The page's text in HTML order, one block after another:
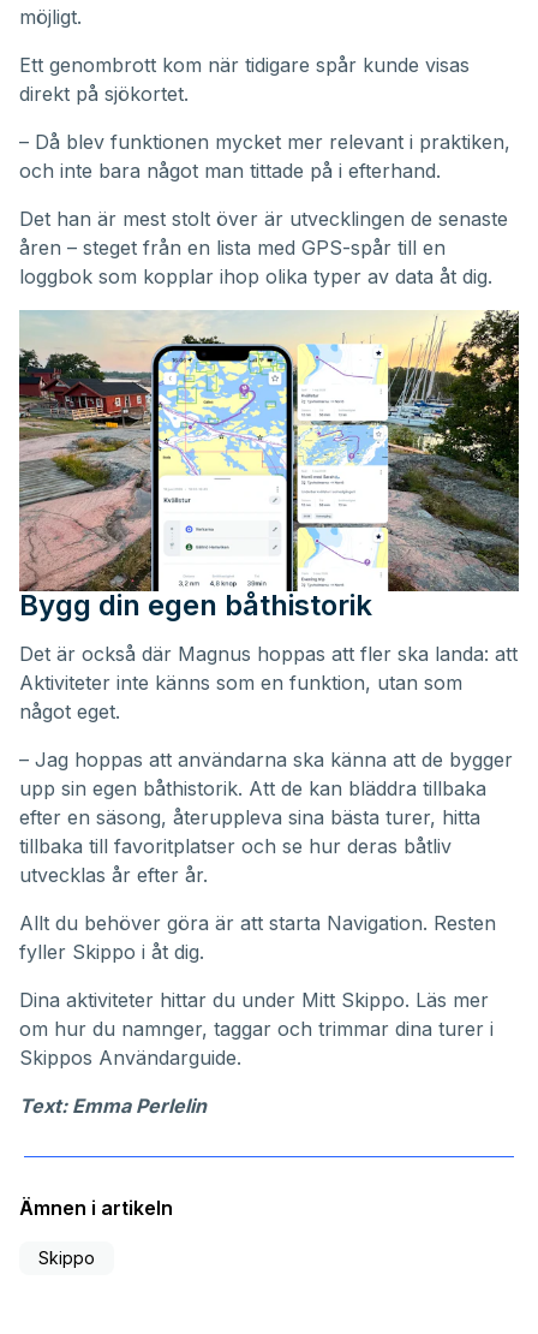
möjligt.
Ett genombrott kom när tidigare spår kunde visas
direkt på sjökortet.
– Då blev funktionen mycket mer relevant i praktiken,
och inte bara något man tittade på i efterhand.
Det han är mest stolt över är utvecklingen de senaste
åren – steget från en lista med GPS-spår till en
loggbok som kopplar ihop olika typer av data åt dig.
Bygg din egen båthistorik
Det är också där Magnus hoppas att fler ska landa: att
Aktiviteter inte känns som en funktion, utan som
något eget.
– Jag hoppas att användarna ska känna att de bygger
upp sin egen båthistorik. Att de kan bläddra tillbaka
efter en säsong, återuppleva sina bästa turer, hitta
tillbaka till favoritplatser och se hur deras båtliv
utvecklas år efter år.
Allt du behöver göra är att starta Navigation. Resten
fyller Skippo i åt dig.
Dina aktiviteter hittar du under Mitt Skippo. Läs mer
om hur du namnger, taggar och trimmar dina turer i
Skippos Användarguide.
Text: Emma Perlelin
Ämnen i artikeln
Skippo